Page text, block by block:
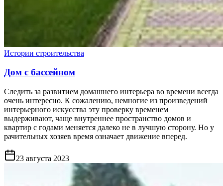
Истории строительства
Дом с бассейном
Следить за развитием домашнего интерьера во времени всегда
очень интересно. К сожалению, немногие из произведений
интерьерного искусства эту проверку временем
выдерживают, чаще внутреннее пространство домов и
квартир с годами меняется далеко не в лучшую сторону. Но у
рачительных хозяев время означает движение вперед.
23 августа 2023